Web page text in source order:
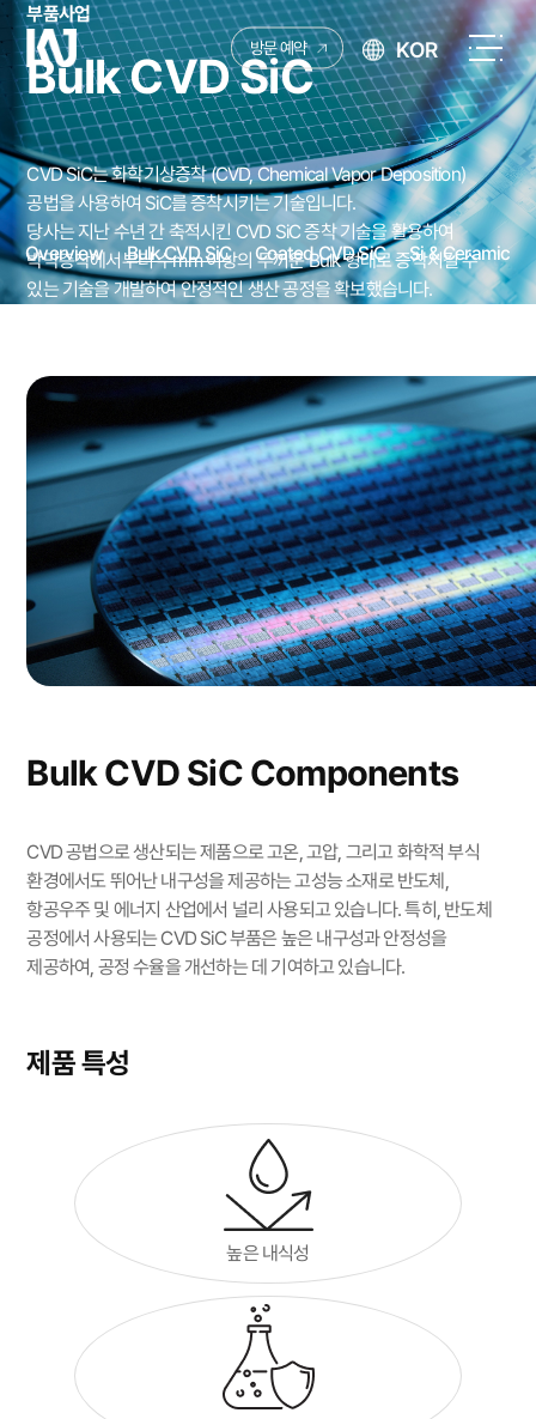
케
이
엔
제
이
방문 예약 KOR
전
체
메
뉴
열
기
부품사업
Bulk CVD SiC
CVD SiC는 화학기상증착 (CVD, Chemical Vapor Deposition)
공법을 사용하여 SiC를 증착시키는 기술입니다.
당사는 지난 수년 간 축적시킨 CVD SiC 증착 기술을 활용하여
박막층착에서부터 수mm 이상의 두꺼운 Bulk 형태로 증착시킬 수
있는 기술을 개발하여 안정적인 생산 공정을 확보했습니다.
Overview Bulk CVD SiC Coated CVD SiC Si & Ceramic
Bulk CVD SiC Components
CVD 공법으로 생산되는 제품으로 고온, 고압, 그리고 화학적 부식
환경에서도 뛰어난 내구성을 제공하는 고성능 소재로 반도체,
항공우주 및 에너지 산업에서 널리 사용되고 있습니다. 특히, 반도체
공정에서 사용되는 CVD SiC 부품은 높은 내구성과 안정성을
제공하여, 공정 수율을 개선하는 데 기여하고 있습니다.
제품 특성
높은 내식성